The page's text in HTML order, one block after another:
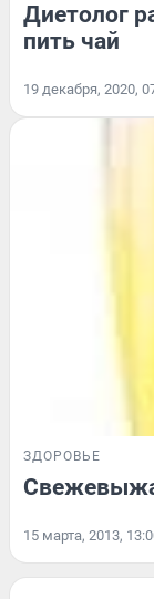
Диетолог
пить чай
19 декабря, 2020,
ЗДОРОВЬЕ
15 марта, 2013,